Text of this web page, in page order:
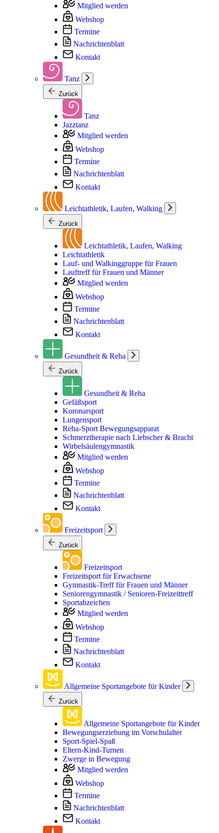
Mitglied werden
Webshop
Termine
Nachrichtenblatt
Kontakt
Tanz
Zurück
Tanz
Jazztanz
Mitglied werden
Webshop
Termine
Nachrichtenblatt
Kontakt
Leichtathletik, Laufen, Walking
Zurück
Leichtathletik, Laufen, Walking
Leichtathletik
Lauf- und Walkinggruppe für Frauen
Lauftreff für Frauen und Männer
Mitglied werden
Webshop
Termine
Nachrichtenblatt
Kontakt
Gesundheit & Reha
Zurück
Gesundheit & Reha
Gefäßsport
Koronarsport
Lungensport
Reha-Sport Bewegungsapparat
Schmerztherapie nach Liebscher & Bracht
Wirbelsäulengymnastik
Mitglied werden
Webshop
Termine
Nachrichtenblatt
Kontakt
Freizeitsport
Zurück
Freizeitsport
Freizeitsport für Erwachsene
Gymnastik-Treff für Frauen und Männer
Seniorengymnastik / Senioren-Freizeittreff
Sportabzeichen
Mitglied werden
Webshop
Termine
Nachrichtenblatt
Kontakt
Allgemeine Sportangebote für Kinder
Zurück
Allgemeine Sportangebote für Kinder
Bewegungserziehung im Vorschulalter
Sport-Spiel-Spaß
Eltern-Kind-Turnen
Zwerge in Bewegung
Mitglied werden
Webshop
Termine
Nachrichtenblatt
Kontakt